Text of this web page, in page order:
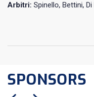
Arbitri: Spinello, Bettini,
SPONSORS